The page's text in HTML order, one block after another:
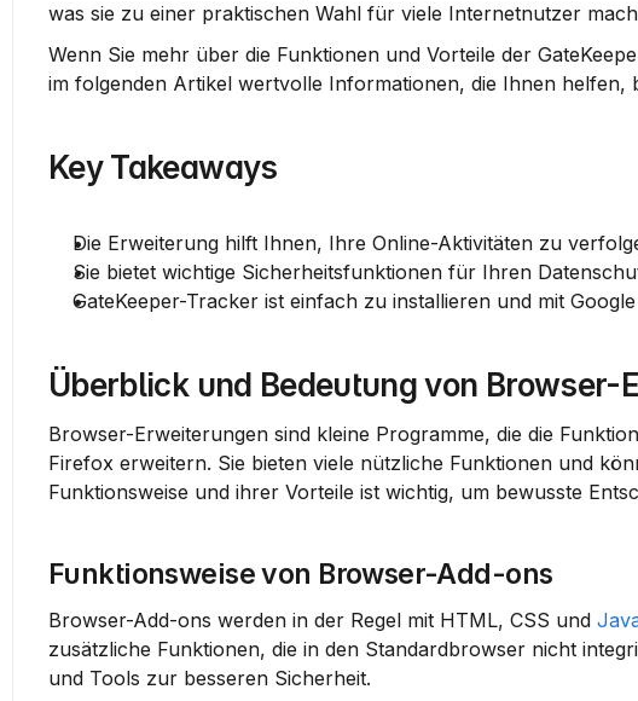
was sie zu einer praktischen Wahl für viele Internetnutzer
Wenn Sie mehr über die Funktionen und Vorteile der
im folgenden Artikel wertvolle Informationen, die Ihnen helfen,
Key Takeaways
Die Erweiterung hilft Ihnen, Ihre Online-Aktivitäten zu
Sie bietet wichtige Sicherheitsfunktionen für Ihren
GateKeeper-Tracker ist einfach zu installieren und mit
Überblick und Bedeutung von Browser-
Browser-Erweiterungen sind kleine Programme, die die
Firefox erweitern. Sie bieten viele nützliche Funktionen und
Funktionsweise und ihrer Vorteile ist wichtig, um bewusste
Funktionsweise von Browser-Add-ons
Browser-Add-ons werden in der Regel mit HTML, CSS und
zusätzliche Funktionen, die in den Standardbrowser nicht
und Tools zur besseren Sicherheit.